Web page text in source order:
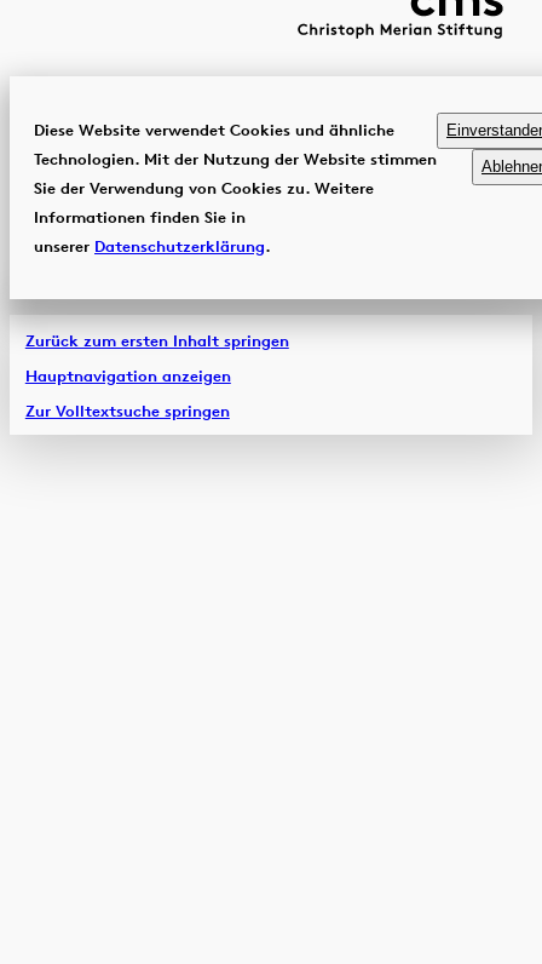
Diese Website verwendet Cookies und ähnliche
Technologien. Mit der Nutzung der Website stimmen
Sie der Verwendung von Cookies zu. Weitere
Informationen finden Sie in
unserer Datenschutzerklärung.
Zurück zum ersten Inhalt springen
Hauptnavigation anzeigen
Zur Volltextsuche springen